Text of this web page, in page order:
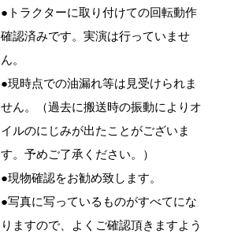
●トラクターに取り付けての回転動作
確認済みです。実演は行っていませ
ん。
●現時点での油漏れ等は見受けられま
せん。（過去に搬送時の振動によりオ
イルのにじみが出たことがございま
す。予めご了承ください。）
●現物確認をお勧め致します。
●写真に写っているものがすべてにな
りますので、よくご確認頂きますよう